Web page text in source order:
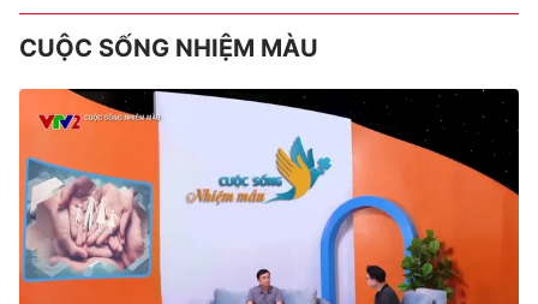
CUỘC SỐNG NHIỆM MÀU